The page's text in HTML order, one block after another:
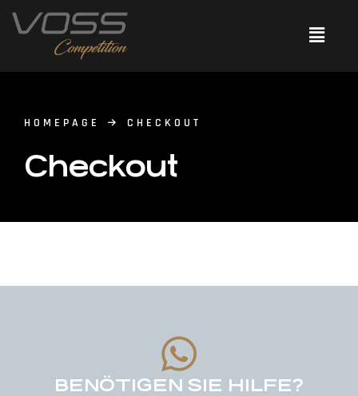
HOMEPAGE CHECKOUT
Checkout
BENÖTIGEN SIE HILFE?